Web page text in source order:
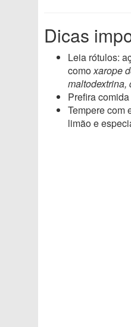
Dicas
Leia rótulos:
comoxarope
maltodextrina,
Prefira comida
Tempere com
limão e